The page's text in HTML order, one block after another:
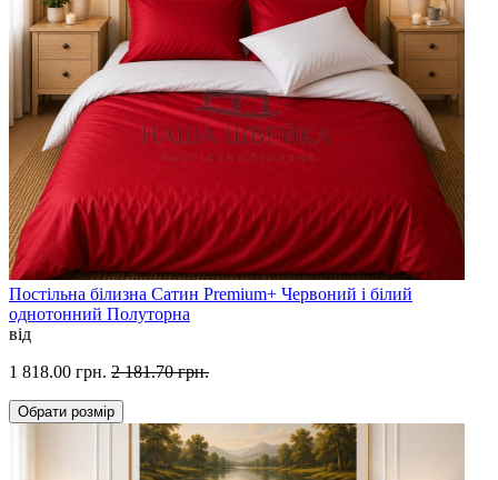
Постільна білизна Сатин Premium+ Червоний і білий
однотонний Полуторна
від
1 818.00 грн. 2 181.70 грн.
Обрати розмір